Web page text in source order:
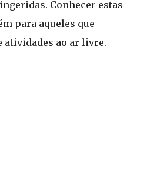
Conhecer estas
para aqueles que
atividades ao ar livre.